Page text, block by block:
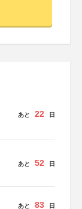
あと 22 日
あと 52 日
あと 83 日